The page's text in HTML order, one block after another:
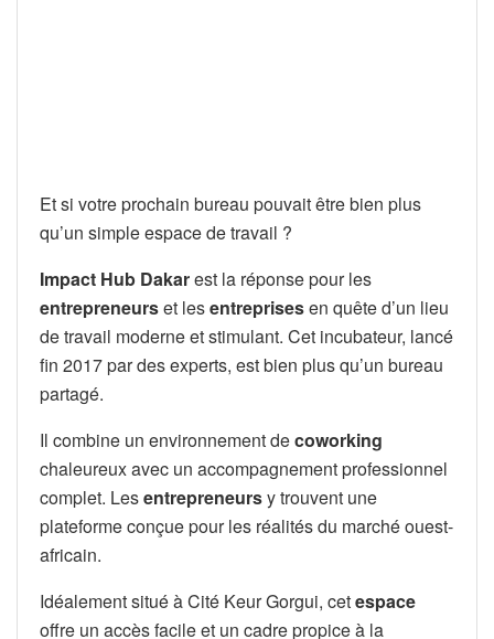
Et si votre prochain bureau pouvait être bien plus
qu’un simple espace de travail ?
Impact Hub Dakarest la réponse pour les
entrepreneurset lesentreprisesen quête d’un lieu
de travail moderne et stimulant. Cet incubateur, lancé
fin 2017 par des experts, est bien plus qu’un bureau
partagé.
Il combine un environnement decoworking
chaleureux avec un accompagnement professionnel
complet. Lesentrepreneursy trouvent une
plateforme conçue pour les réalités du marché ouest-
africain.
Idéalement situé à Cité Keur Gorgui, cetespace
offre un accès facile et un cadre propice à la